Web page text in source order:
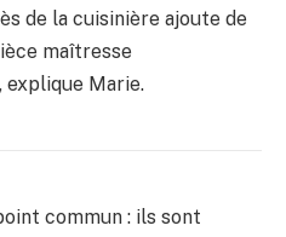
de la cuisinière ajoute de
maîtresse
explique Marie.
commun : ils sont